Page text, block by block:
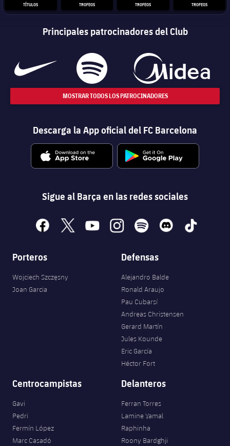
TÍTULOS TROFEOS TROFEOS TROFEOS
Principales patrocinadores del Club
MOSTRAR TODOS LOS PATROCINADORES
Descarga la App oficial del FC Barcelona
Sigue al Barça en las redes sociales
facebook
x youtubeinstagramspotify discord tiktok
Porteros
Wojciech Szczęsny
Joan Garcia
Defensas
Alejandro Balde
Ronald Araujo
Pau Cubarsí
Andreas Christensen
Gerard Martín
Jules Kounde
Eric García
Héctor Fort
Centrocampistas
Gavi
Pedri
Fermín López
Marc Casadó
Delanteros
Ferran Torres
Lamine Yamal
Raphinha
Roony Bardghji